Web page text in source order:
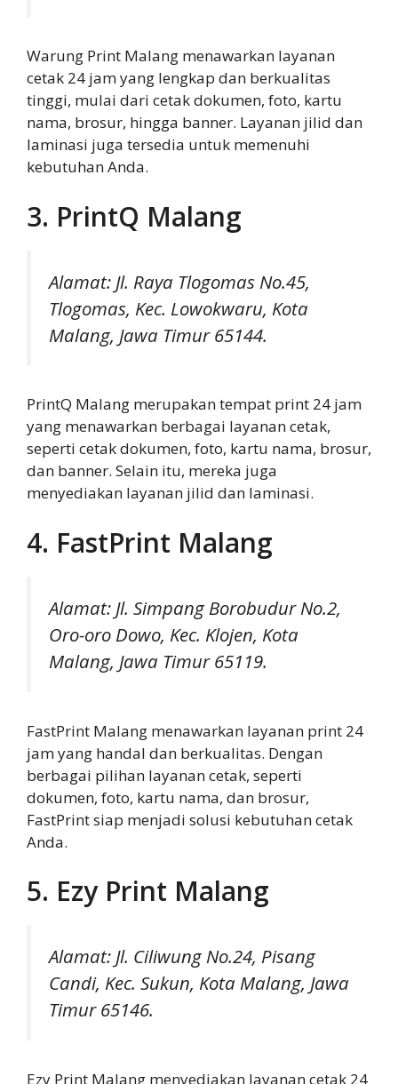
Warung Print Malang menawarkan layanan
cetak 24 jam yang lengkap dan berkualitas
tinggi, mulai dari cetak dokumen, foto, kartu
nama, brosur, hingga banner. Layanan jilid dan
laminasi juga tersedia untuk memenuhi
kebutuhan Anda.
3. PrintQ Malang
Alamat: Jl. Raya Tlogomas No.45,
Tlogomas, Kec. Lowokwaru, Kota
Malang, Jawa Timur 65144.
PrintQ Malang merupakan tempat print 24 jam
yang menawarkan berbagai layanan cetak,
seperti cetak dokumen, foto, kartu nama, brosur,
dan banner. Selain itu, mereka juga
menyediakan layanan jilid dan laminasi.
4. FastPrint Malang
Alamat: Jl. Simpang Borobudur No.2,
Oro-oro Dowo, Kec. Klojen, Kota
Malang, Jawa Timur 65119.
FastPrint Malang menawarkan layanan print 24
jam yang handal dan berkualitas. Dengan
berbagai pilihan layanan cetak, seperti
dokumen, foto, kartu nama, dan brosur,
FastPrint siap menjadi solusi kebutuhan cetak
Anda.
5. Ezy Print Malang
Alamat: Jl. Ciliwung No.24, Pisang
Candi, Kec. Sukun, Kota Malang, Jawa
Timur 65146.
Ezy Print Malang menyediakan layanan cetak 24